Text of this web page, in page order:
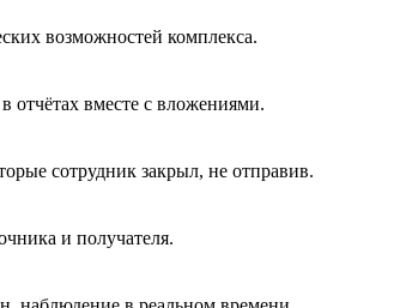
возможностей комплекса.
отчётах вместе с вложениями.
сотрудник закрыл, не отправив.
и получателя.